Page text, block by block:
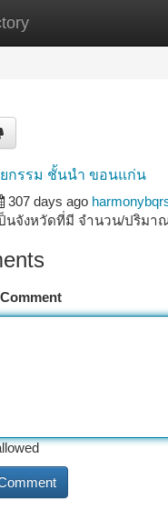
กรรม ชั้นนำ ขอนแก่น
307 days ago
นจังหวัดที่มี จำนวน/ปริมา